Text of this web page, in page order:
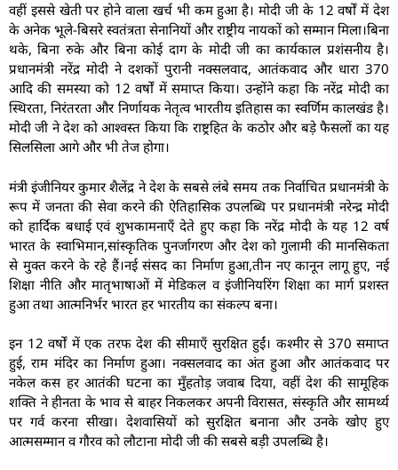
वहीं इससे खेती पर होने वाला खर्च भी कम हुआ है। मोदी जी के 12 वर्षों में देश
के अनेक भूले-बिसरे स्वतंत्रता सेनानियों और राष्ट्रीय नायकों को सम्मान मिला।बिना
थके, बिना रुके और बिना कोई दाग के मोदी जी का कार्यकाल प्रशंसनीय है।
प्रधानमंत्री नरेंद्र मोदी ने दशकों पुरानी नक्सलवाद, आतंकवाद और धारा 370
आदि की समस्या को 12 वर्षों में समाप्त किया। उन्होंने कहा कि नरेंद्र मोदी का
स्थिरता, निरंतरता और निर्णायक नेतृत्व भारतीय इतिहास का स्वर्णिम कालखंड है।
मोदी जी ने देश को आश्वस्त किया कि राष्ट्रहित के कठोर और बड़े फैसलों का यह
सिलसिला आगे और भी तेज होगा।
मंत्री इंजीनियर कुमार शैलेंद्र ने देश के सबसे लंबे समय तक निर्वाचित प्रधानमंत्री के
रूप में जनता की सेवा करने की ऐतिहासिक उपलब्धि पर प्रधानमंत्री नरेन्द्र मोदी
को हार्दिक बधाई एवं शुभकामनाएँ देते हुए कहा कि नरेंद्र मोदी के यह 12 वर्ष
भारत के स्वाभिमान,सांस्कृतिक पुनर्जागरण और देश को गुलामी की मानसिकता
से मुक्त करने के रहे हैं।नई संसद का निर्माण हुआ,तीन नए कानून लागू हुए, नई
शिक्षा नीति और मातृभाषाओं में मेडिकल व इंजीनियरिंग शिक्षा का मार्ग प्रशस्त
हुआ तथा आत्मनिर्भर भारत हर भारतीय का संकल्प बना।
इन 12 वर्षों में एक तरफ देश की सीमाएँ सुरक्षित हुईं। कश्मीर से 370 समाप्त
हुई, राम मंदिर का निर्माण हुआ। नक्सलवाद का अंत हुआ और आतंकवाद पर
नकेल कस हर आतंकी घटना का मुँहतोड़ जवाब दिया, वहीं देश की सामूहिक
शक्ति ने हीनता के भाव से बाहर निकलकर अपनी विरासत, संस्कृति और सामर्थ्य
पर गर्व करना सीखा। देशवासियों को सुरक्षित बनाना और उनके खोए हुए
आत्मसम्मान व गौरव को लौटाना मोदी जी की सबसे बड़ी उपलब्धि है।